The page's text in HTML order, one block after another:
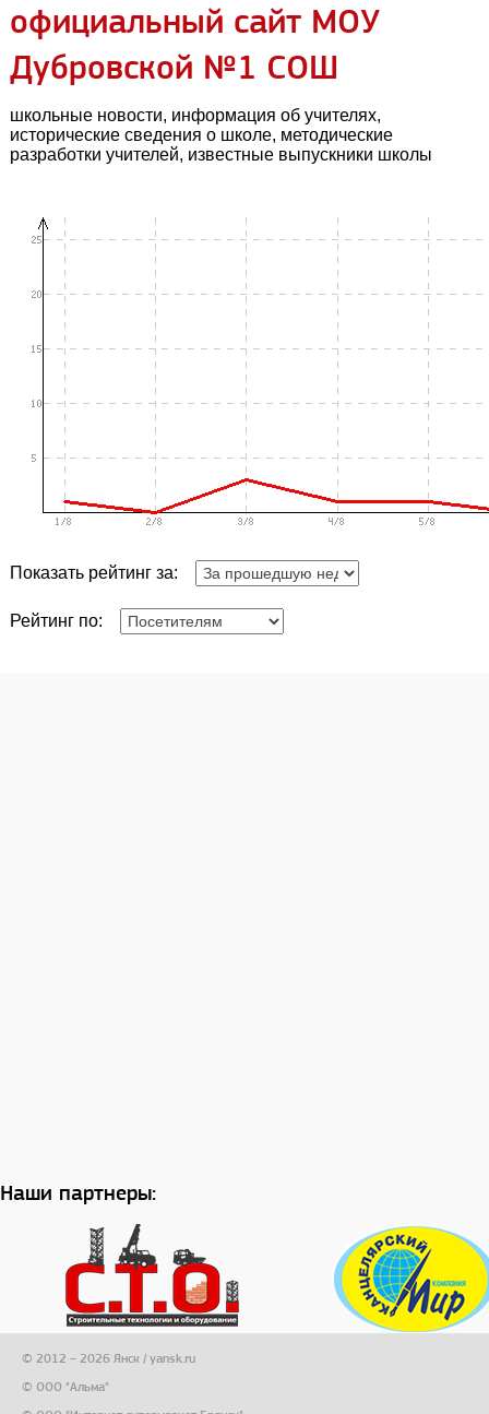
официальный сайт МОУ
Дубровской №1 СОШ
школьные новости, информация об учителях,
исторические сведения о школе, методические
разработки учителей, известные выпускники школы
Показать рейтинг за:
Рейтинг по:
Наши партнеры:
© 2012 – 2026 Янск / yansk.ru
© ООО "Альма"